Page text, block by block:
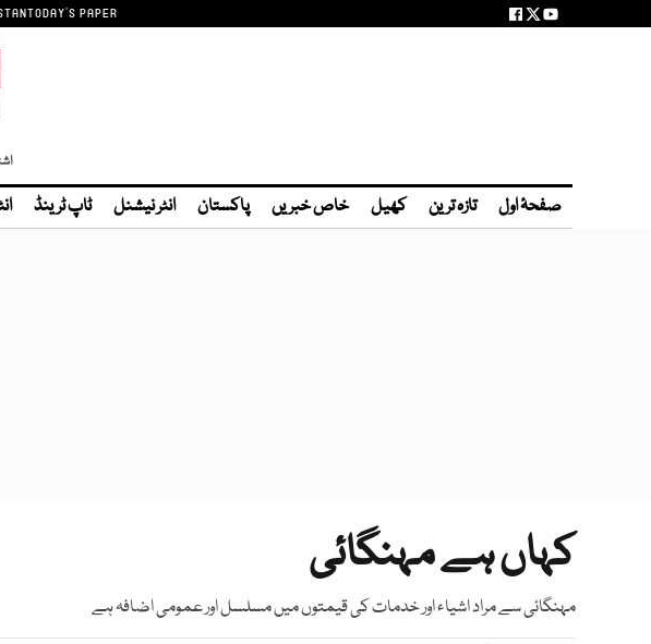
TODAY'S PAPER
صفحۂ اول تازہ ترین کھیل خاص خبریں پاکستان انٹر نیشنل ٹاپ ٹرینڈ
کہاں ہے مہنگائی
مہنگائی سے مراد اشیاء اور خدمات کی قیمتوں میں مسلسل اور عمومی اضافہ ہے